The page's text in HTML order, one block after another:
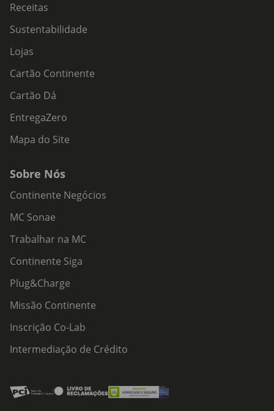
Receitas
Sustentabilidade
Lojas
Cartão Continente
Cartão Dá
EntregaZero
Mapa do Site
Sobre Nós
Continente Negócios
MC Sonae
Trabalhar na MC
Continente Siga
Plug&Charge
Missão Continente
Inscrição Co-Lab
Intermediação de Crédito